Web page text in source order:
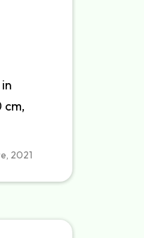
cm,
2021